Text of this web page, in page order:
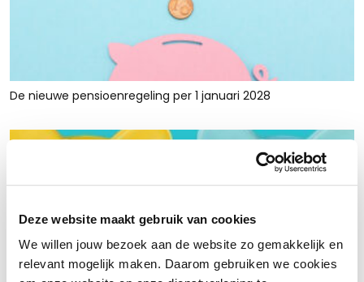
Deze website maakt gebruik van cookies
We willen jouw bezoek aan de website zo gemakkelijk en
relevant mogelijk maken. Daarom gebruiken we cookies
De nieuwe pensioenregeling per 1 januari 2028
Rust en ruimte met werkkapitaalfinanciering: voor retailers
die tijdelijk krap zitten